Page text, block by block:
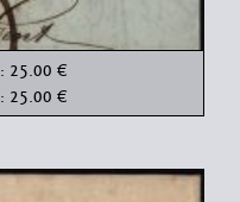
: 25.00 €
: 25.00 €